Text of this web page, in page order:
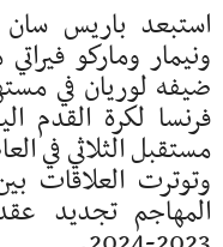
استبعد باريس سان
ونيمار وماركو
ضيفه لوريان في
فرنسا لكرة القدم
مستقبل الثلاثي في
وتوترت العلاقات
المهاجم تجديد